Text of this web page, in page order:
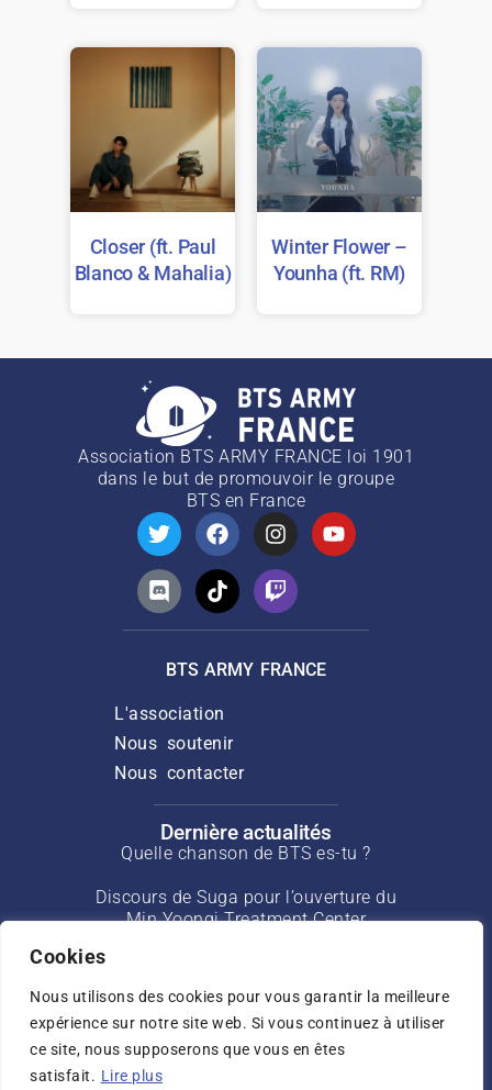
Cookies
Nous utilisons des cookies pour vous garantir la meilleure
expérience sur notre site web. Si vous continuez à utiliser
ce site, nous supposerons que vous en êtes
satisfait. Lire plus
Closer (ft. Paul
Blanco & Mahalia)
Winter Flower –
Younha (ft. RM)
Association BTS ARMY FRANCE loi 1901
dans le but de promouvoir le groupe
BTS en France
BTS ARMY FRANCE
L'association
Nous soutenir
Nous contacter
Dernière actualités
Quelle chanson de BTS es-tu ?
Discours de Suga pour l’ouverture du
Min Yoongi Treatment Center
Interview de J-Hope pour Rolling Stone
de mars 2025
Interview de Jin pour USA Today de mai
2025